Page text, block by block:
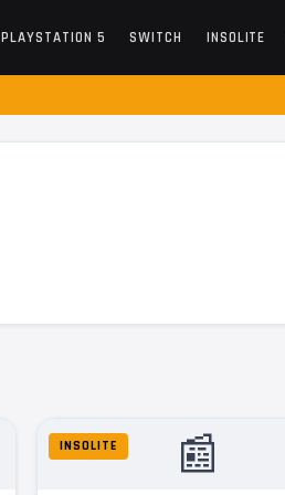
PLAYSTATION 5 SWITCH INSOLITE
📰
INSOLITE